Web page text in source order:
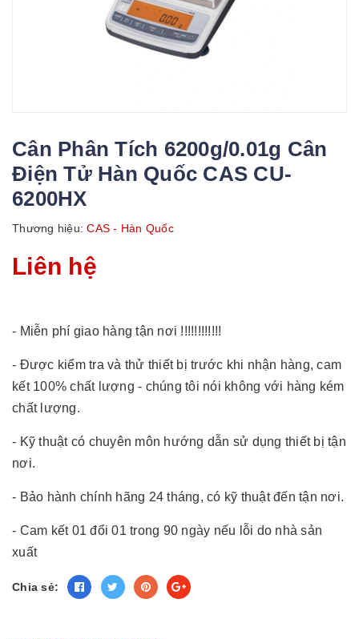
Cân Phân Tích 6200g/0.01g Cân
Điện Tử Hàn Quốc CAS CU-
6200HX
Thương hiệu: CAS - Hàn Quốc
Liên hệ
- Miễn phí giao hàng tận nơi !!!!!!!!!!!!
- Được kiểm tra và thử thiết bị trước khi nhận hàng, cam
kết 100% chất lượng - chúng tôi nói không với hàng kém
chất lượng.
- Kỹ thuật có chuyên môn hướng dẫn sử dụng thiết bị tận
nơi.
- Bảo hành chính hãng 24 tháng, có kỹ thuật đến tận nơi.
- Cam kết 01 đổi 01 trong 90 ngày nếu lỗi do nhà sản
xuất
Chia sẻ: